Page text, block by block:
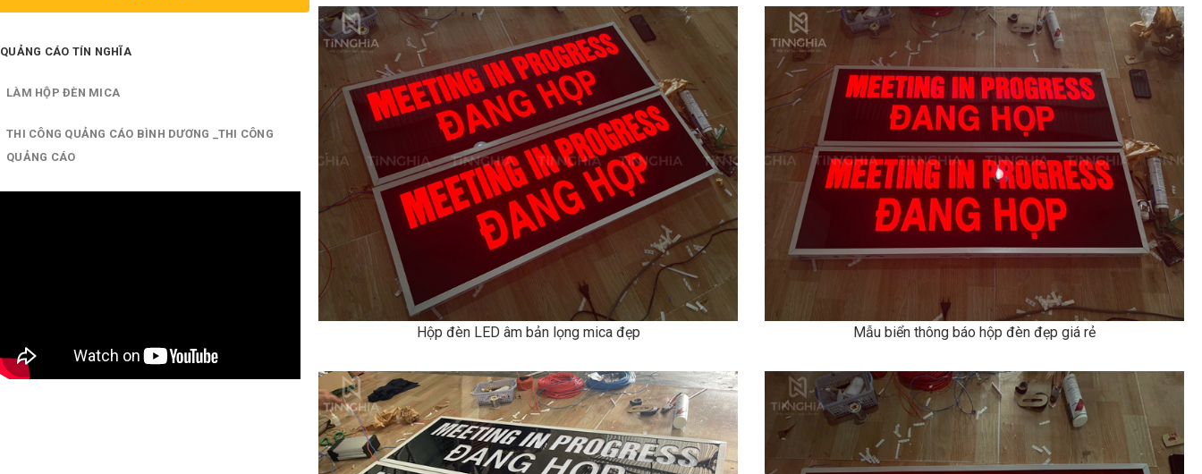
QUẢNG CÁO TÍN NGHĨA
LÀM HỘP ĐÈN MICA
THI CÔNG QUẢNG CÁO BÌNH DƯƠNG _THI CÔNG
QUẢNG CÁO
Hộp đèn LED âm bản lọng mica đẹp Mẫu biển thông báo hộp đèn đẹp giá rẻ